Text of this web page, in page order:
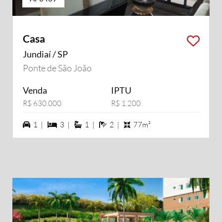
Casa
Jundiaí / SP
Ponte de São João
Venda
R$ 630.000
IPTU
R$ 1.200
1 vagas na garagem
1 | 3 dormiórios
3 | 1 suítes
1 | 2 banheiros
2 | 77m²